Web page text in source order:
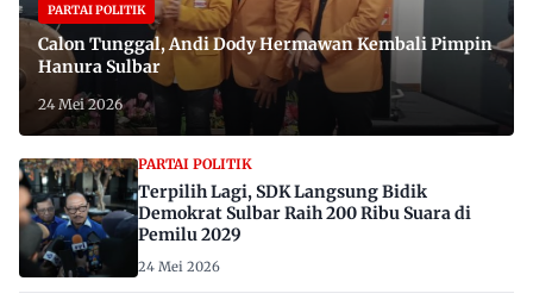
PARTAI POLITIK
Calon Tunggal, Andi Dody Hermawan Kembali Pimpin
Hanura Sulbar
24 Mei 2026
PARTAI POLITIK
Terpilih Lagi, SDK Langsung Bidik
Demokrat Sulbar Raih 200 Ribu Suara di
Pemilu 2029
24 Mei 2026